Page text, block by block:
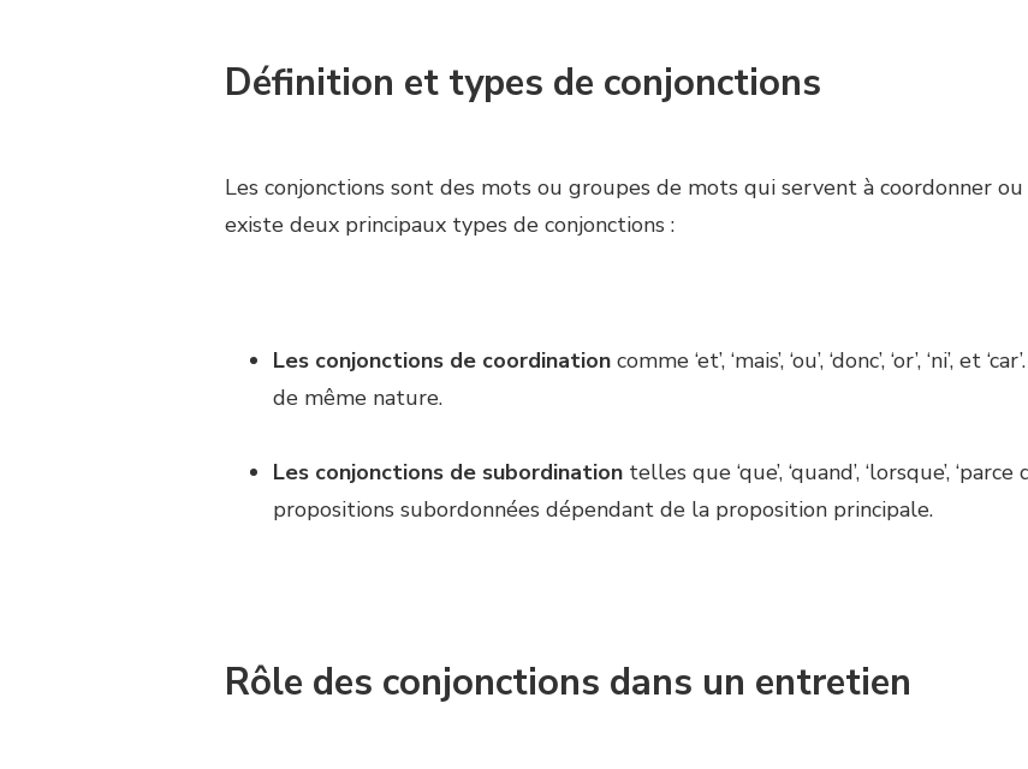
Définition et types de conjonctions
Les conjonctions sont des mots ou groupes de mots qui servent à coordonner
existe deux principaux types de conjonctions :
Les conjonctions de coordination comme ‘et’, ‘mais’, ‘ou’, ‘donc’, ‘or’,
de même nature.
Les conjonctions de subordination telles que ‘que’, ‘quand’, ‘lorsque’,
propositions subordonnées dépendant de la proposition principale.
Rôle des conjonctions dans un entretien